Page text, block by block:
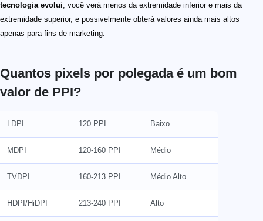
tecnologia evolui, você verá menos da extremidade inferior e mais da
extremidade superior, e possivelmente obterá valores ainda mais altos
apenas para fins de marketing.
Quantos pixels por polegada é um bom
valor de PPI?
LDPI 120 PPI Baixo
MDPI 120-160 PPI Médio
TVDPI 160-213 PPI Médio Alto
HDPI/HiDPI 213-240 PPI Alto